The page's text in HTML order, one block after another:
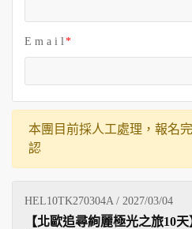
E m a i l
本團目前採人工處理，報名
認
HEL10TK270304A / 2027/03/04
【北歐追尋絢麗極光之旅10